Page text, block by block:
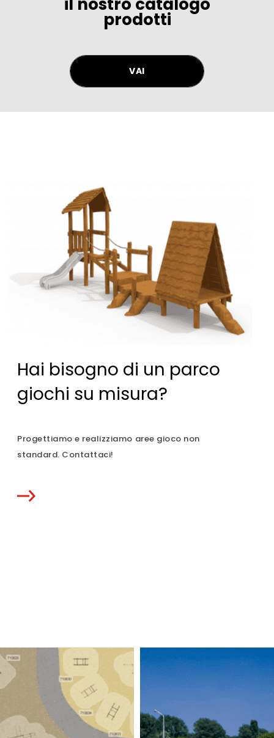
prodotti
VAI
Hai bisogno di un parco
giochi su misura?
Progettiamo e realizziamo aree gioco non
standard. Contattaci!